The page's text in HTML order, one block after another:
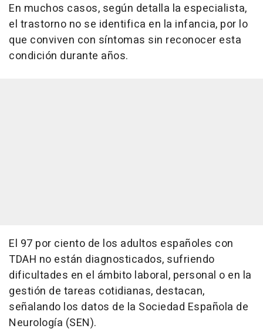
En muchos casos, según detalla la especialista,
el trastorno no se identifica en la infancia, por lo
que conviven con síntomas sin reconocer esta
condición durante años.
El 97 por ciento de los adultos españoles con
TDAH no están diagnosticados, sufriendo
dificultades en el ámbito laboral, personal o en la
gestión de tareas cotidianas, destacan,
señalando los datos de la Sociedad Española de
Neurología (SEN).